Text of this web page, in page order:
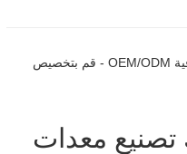
الشركة المصنعة لمعدات الحدائق الاحترافية OEM/ODM - قم بتخصيص
تصنيع معدات